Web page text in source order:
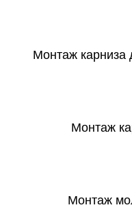
Монтаж карниза
Монтаж
Монтаж